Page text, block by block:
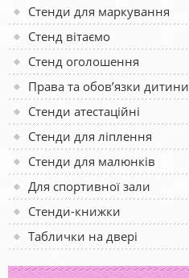
Стенди для маркування
Стенд вітаємо
Стенд оголошення
Права та обов’язки дитини
Стенди атестаційні
Стенди для ліплення
Стенди для малюнків
Для спортивної зали
Стенди-книжки
Таблички на двері